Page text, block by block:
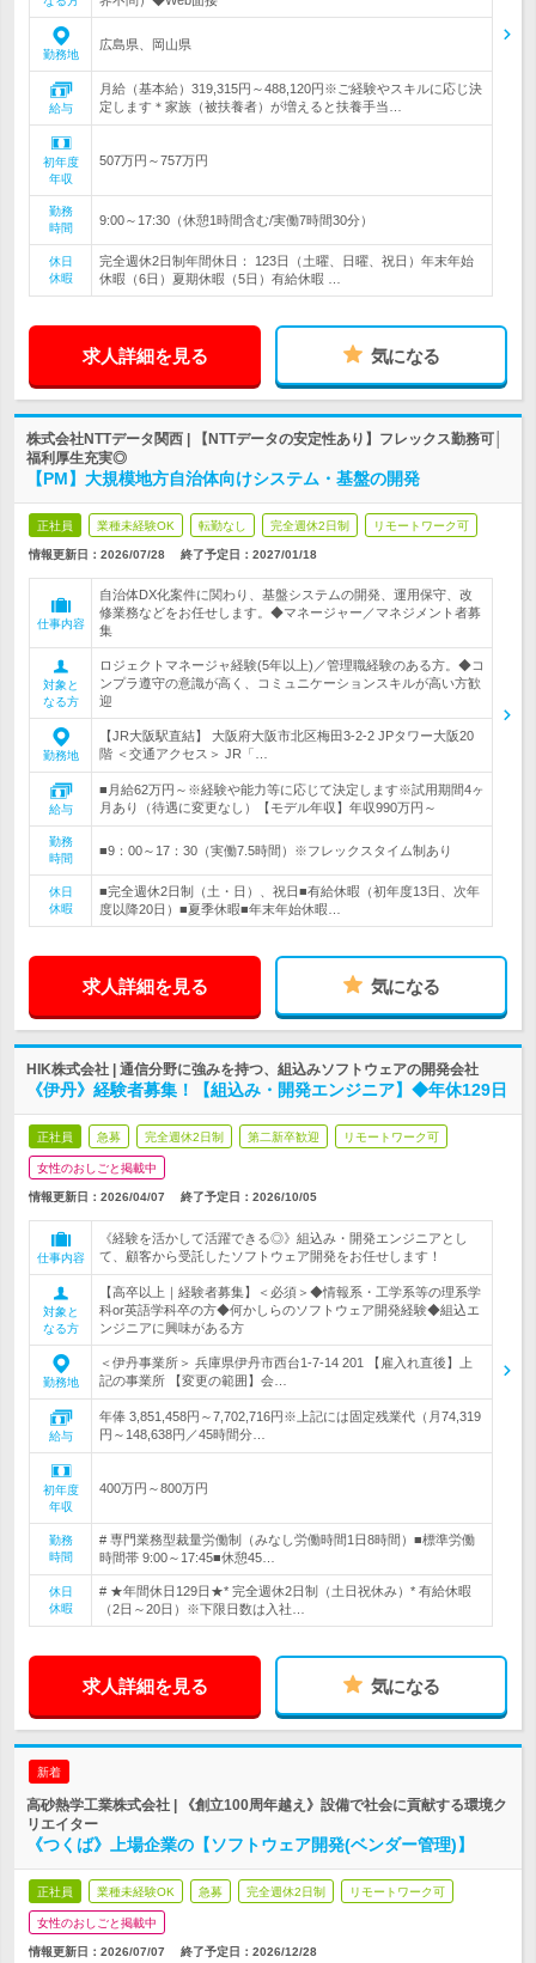
勤務地
広島県、岡山県
給与
月給（基本給）319,315円～488,120円※ご経験やスキルに応じ決
定します＊家族（被扶養者）が増えると扶養手当…
初年度
年収
507万円～757万円
勤務
時間
9:00～17:30（休憩1時間含む/実働7時間30分）
休日
休暇
完全週休2日制年間休日： 123日（土曜、日曜、祝日）年末年始
休暇（6日）夏期休暇（5日）有給休暇 …
求人詳細を見る 気になる
株式会社NTTデータ関西 | 【NTTデータの安定性あり】フレックス勤務可│
福利厚生充実◎
【PM】大規模地方自治体向けシステム・基盤の開発
正社員 業種未経験OK 転勤なし 完全週休2日制 リモートワーク可
情報更新日：2026/07/28 終了予定日： 2027/01/18
仕事内容
自治体DX化案件に関わり、基盤システムの開発、運用保守、改
修業務などをお任せします。◆マネージャー／マネジメント者募
集
対象と
なる方
ロジェクトマネージャ経験(5年以上)／管理職経験のある方。◆コ
ンプラ遵守の意識が高く、コミュニケーションスキルが高い方歓
迎
勤務地
【JR大阪駅直結】 大阪府大阪市北区梅田3-2-2 JPタワー大阪20
階 ＜交通アクセス＞ JR「…
給与
■月給62万円～※経験や能力等に応じて決定します※試用期間4ヶ
月あり（待遇に変更なし）【モデル年収】年収990万円～
勤務
時間
■9：00～17：30（実働7.5時間）※フレックスタイム制あり
休日
休暇
■完全週休2日制（土・日）、祝日■有給休暇（初年度13日、次年
度以降20日）■夏季休暇■年末年始休暇…
求人詳細を見る 気になる
HIK株式会社 | 通信分野に強みを持つ、組込みソフトウェアの開発会社
《伊丹》経験者募集！【組込み・開発エンジニア】◆年休129日
正社員 急募 完全週休2日制 第二新卒歓迎 リモートワーク可
女性のおしごと掲載中
情報更新日：2026/04/07 終了予定日： 2026/10/05
仕事内容
《経験を活かして活躍できる◎》組込み・開発エンジニアとし
て、顧客から受託したソフトウェア開発をお任せします！
対象と
なる方
【高卒以上｜経験者募集】＜必須＞◆情報系・工学系等の理系学
科or英語学科卒の方◆何かしらのソフトウェア開発経験◆組込エ
ンジニアに興味がある方
勤務地
＜伊丹事業所＞ 兵庫県伊丹市西台1-7-14 201 【雇入れ直後】上
記の事業所 【変更の範囲】会…
給与
年俸 3,851,458円～7,702,716円※上記には固定残業代（月74,319
円～148,638円／45時間分…
初年度
年収
400万円～800万円
勤務
時間
# 専門業務型裁量労働制（みなし労働時間1日8時間）■標準労働
時間帯 9:00～17:45■休憩45…
休日
休暇
# ★年間休日129日★* 完全週休2日制（土日祝休み）* 有給休暇
（2日～20日）※下限日数は入社…
求人詳細を見る 気になる
新着
高砂熱学工業株式会社 | 《創立100周年越え》設備で社会に貢献する環境ク
リエイター
《つくば》上場企業の【ソフトウェア開発(ベンダー管理)】
正社員 業種未経験OK 急募 完全週休2日制 リモートワーク可
女性のおしごと掲載中
情報更新日：2026/07/07 終了予定日： 2026/12/28